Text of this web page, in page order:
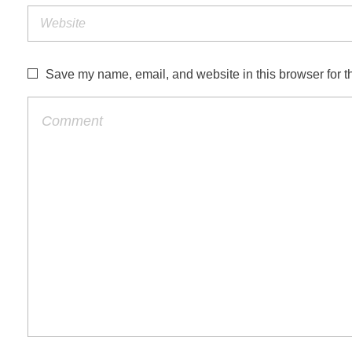
Save my name, email, and website in this browser for